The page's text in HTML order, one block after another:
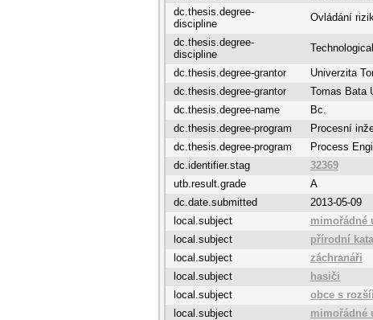
dc.thesis.degree-
discipline
Ovládání
dc.thesis.degree-
discipline
dc.thesis.degree-grantor Univerzita
dc.thesis.degree-grantor
Tomas Bata
dc.thesis.degree-name
Bc.
dc.thesis.degree-program
Procesní
dc.thesis.degree-program
Process
dc.identifier.stag
32369
utb.result.grade
A
dc.date.submitted
2013-05-09
local.subject
mimořádné
local.subject
přírodní
local.subject
záchranáři
local.subject
hasiči
local.subject
obce s
local.subject
mimořádné